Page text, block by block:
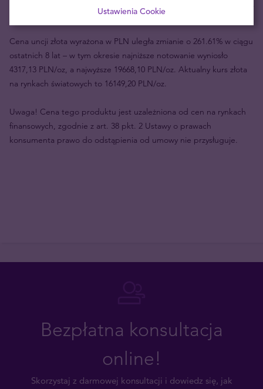
Cena uncji złota wyrażona w PLN uległa zmianie o 261.61% w ciągu
ostatnich 8 lat – w tym okresie najniższe notowanie wyniosło
4317,13 PLN/oz, a najwyższe 19668,10 PLN/oz. Aktualny kurs złota
na rynkach światowych to 16149,20 PLN/oz.
Uwaga! Cena tego produktu jest uzależniona od cen na rynkach
finansowych, zgodnie z art. 38 pkt. 2 Ustawy o prawach
konsumenta prawo do odstąpienia od umowy nie przysługuje.
Bezpłatna konsultacja
online!
Skorzystaj z darmowej konsultacji i dowiedz się, jak
Ustawienia Cookie